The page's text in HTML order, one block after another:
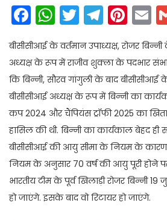
Facebook
WhatsApp
Twitter
बीसीसीआई के वर्तमान उपाध्यक्ष, रोजर
अध्यक्ष के रूप में राजीव शुक्ला के पदभार
कि बिन्नी, सौरव गांगुली के बाद
बीसीसीआई अध्यक्ष के रूप में बिन्नी का
कप 2024 और चैंपियंस ट्रॉफी 2025 का
हासिल की थी. बिन्नी का कार्यकाल बेहद ही
बीसीसीआई की आयु सीमा के नियम के
नियम के अनुसार 70 वर्ष की आयु पूरी होने
भारतीय टीम के पूर्व खिलाड़ी रोजर बिन्नी
हो जाएंगे. इसके बाद वो रिटायर हो जाएंगे.